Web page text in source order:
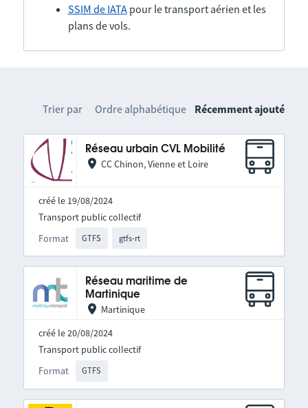
SSIM de IATApour le transport aérien et les
plans de vols.
Trier par Ordre alphabétique Récemment ajouté
Réseau urbain CVL Mobilité
CC Chinon, Vienne et Loire
créé le 19/08/2024
Format GTFS gtfs-rt
Transport public collectif
Réseau maritime de
Martinique
Martinique
créé le 20/08/2024
Format GTFS
Transport public collectif